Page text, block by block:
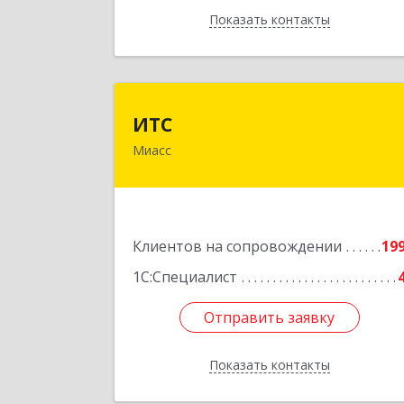
Показать контакты
Назад
ИТС
Миасс
Клиентов на сопровождении
1С:Специалист
Отправить заявку
Показать контакты
456300, Челябинская обл, Миасс г,
Отправить заявку
Назад